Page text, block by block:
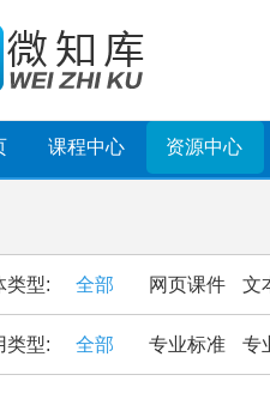
课程中心 资源中心
类型: 全部 网页课件 文
类型: 全部 专业标准 专